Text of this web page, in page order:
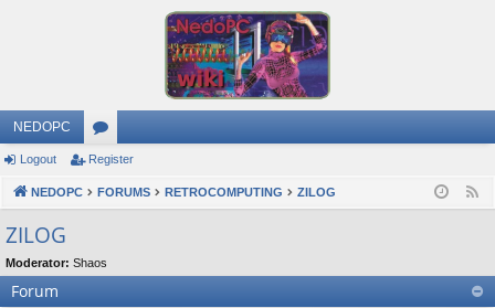
NEDOPC
or
u
s
Logout Register
NEDOPC FORUMS RETROCOMPUTING ZILOG
ZILOG
Moderator: Shaos
Forum